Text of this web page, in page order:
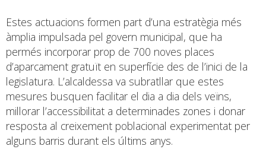
Estes actuacions formen part d’una estratègia més
àmplia impulsada pel govern municipal, que ha
permés incorporar prop de 700 noves places
d’aparcament gratuït en superfície des de l’inici de la
legislatura. L’alcaldessa va subratllar que estes
mesures busquen facilitar el dia a dia dels veïns,
millorar l’accessibilitat a determinades zones i donar
resposta al creixement poblacional experimentat per
alguns barris durant els últims anys.